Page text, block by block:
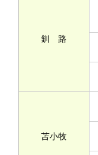
釧 路
苫小牧